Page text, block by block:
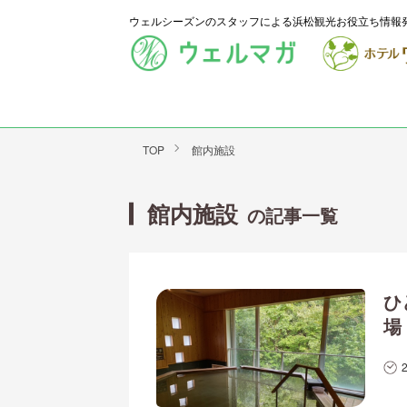
ウェルシーズンのスタッフによる浜松観光お役立ち情報
TOP 館内施設
館内施設 の記事一覧
ひ
場